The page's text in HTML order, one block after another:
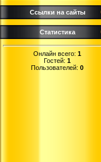
Ссылки на сайты
Статистика
Онлайн всего: 1
Гостей: 1
Пользователей: 0